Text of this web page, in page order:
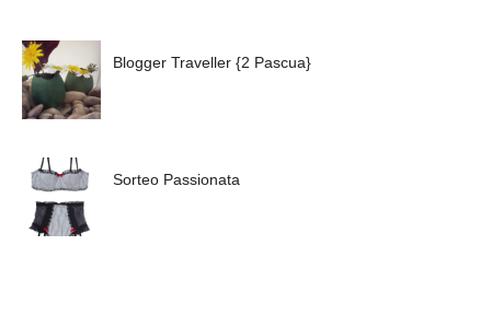
Blogger Traveller {2 Pascua}
Sorteo Passionata